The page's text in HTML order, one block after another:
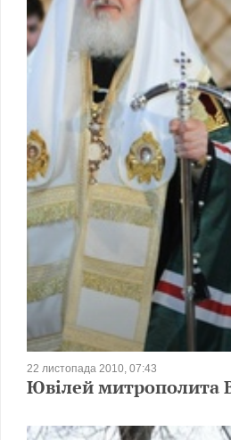
22 листопада 2010, 07:43
Ювілей митрополита